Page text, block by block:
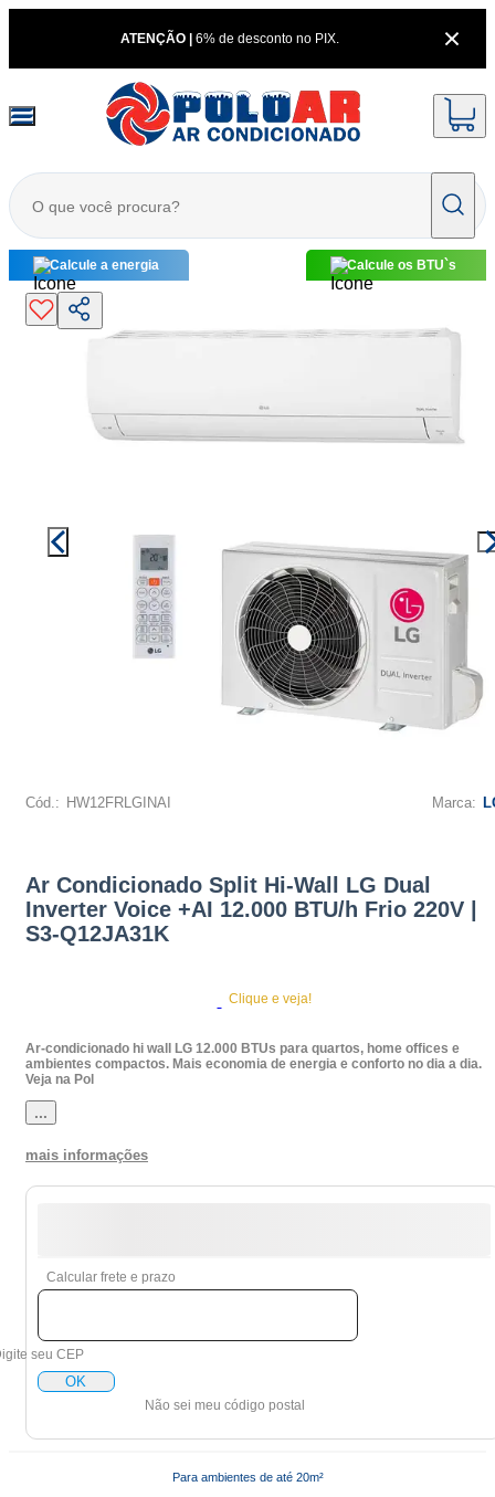
ATENÇÃO | 6% de desconto no PIX.
Calcule a energia Calcule os BTU`s
Cód.: HW12FRLGINAI Marca:
Ar Condicionado Split Hi-Wall LG Dual
Inverter Voice +AI 12.000 BTU/h Frio 220V |
S3-Q12JA31K
Clique e veja!
Ar-condicionado hi wall LG 12.000 BTUs para quartos, home offices e
ambientes compactos. Mais economia de energia e conforto no dia a dia.
Veja na Pol
...
mais informações
Calcular frete e prazo
seu CEP
OK
Não sei meu código postal
Para ambientes de até 20m²